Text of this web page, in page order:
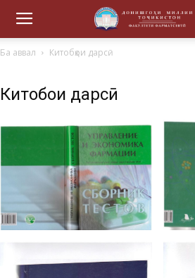
Ба аввал Китобҳои дарсӣ
Китобҳои дарсӣ